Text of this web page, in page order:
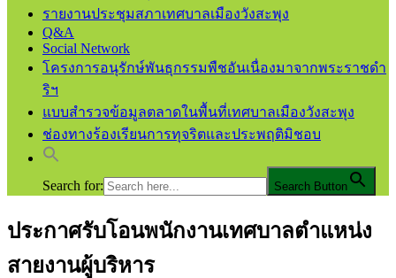
รายงานประชุมสภาเทศบาลเมืองวังสะพุง
Q&A
Social Network
โครงการอนุรักษ์พันธุกรรมพืชอันเนื่องมาจากพระราชดำ
ริฯ
แบบสำรวจข้อมูลตลาดในพื้นที่เทศบาลเมืองวังสะพุง
ช่องทางร้องเรียนการทุจริตและประพฤติมิชอบ
Search for: Search Button
เทศบาลเมืองวังสะพุง
เทศบาลเมืองวังสะพุง จ.เลย
ประกาศรับโอนพนักงานเทศบาลตำแหน่ง
สายงานผู้บริหาร